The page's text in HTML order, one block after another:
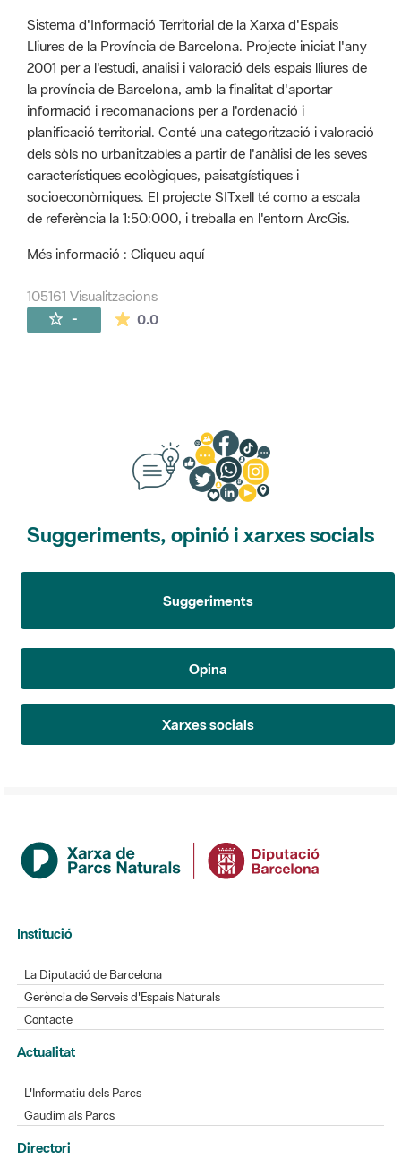
Sistema d'Informació Territorial de la Xarxa d'Espais
Lliures de la Província de Barcelona. Projecte iniciat l'any
2001 per a l'estudi, analisi i valoració dels espais lliures de
la província de Barcelona, amb la finalitat d'aportar
informació i recomanacions per a l'ordenació i
planificació territorial. Conté una categorització i valoració
dels sòls no urbanitzables a partir de l'anàlisi de les seves
característiques ecològiques, paisatgístiques i
socioeconòmiques. El projecte SITxell té como a escala
de referència la 1:50:000, i treballa en l'entorn ArcGis.
Més informació : Cliqueu aquí
105161 Visualitzacions
- 0.0La mitjana de les valoracions és de 0
Suggeriments, opinió i xarxes socials
Suggeriments
Opina
Xarxes socials
Institució
La Diputació de Barcelona
Gerència de Serveis d'Espais Naturals
Contacte
Actualitat
L'Informatiu dels Parcs
Gaudim als Parcs
Directori